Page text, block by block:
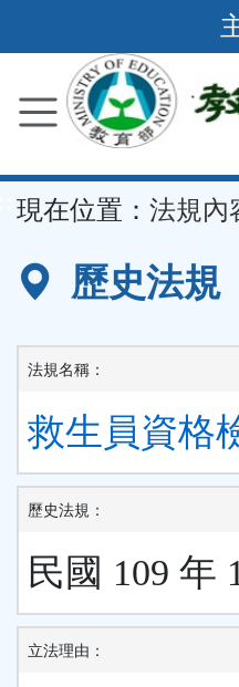
到
要
容
區
現在位置： 法規內
歷史法規
法規名稱：
救生員資格
歷史法規：
民國 109 年
立法理由：